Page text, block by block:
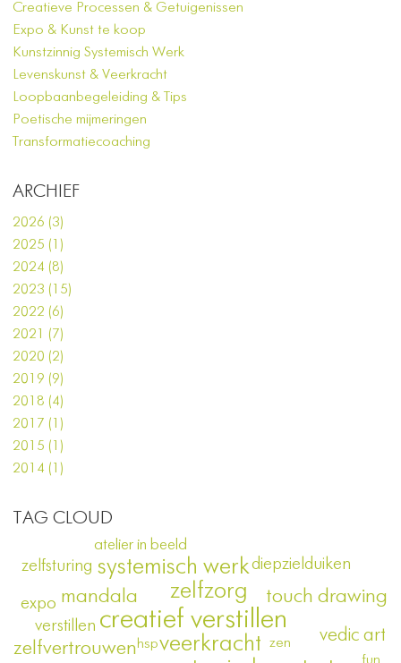
Creatieve Processen & Getuigenissen
Expo & Kunst te koop
Kunstzinnig Systemisch Werk
Levenskunst & Veerkracht
Loopbaanbegeleiding & Tips
Poetische mijmeringen
Transformatiecoaching
ARCHIEF
2026 (3)
2025 (1)
2024 (8)
2023 (15)
2022 (6)
2021 (7)
2020 (2)
2019 (9)
2018 (4)
2017 (1)
2015 (1)
2014 (1)
TAG CLOUD
creatief verstillen
veerkracht
zelfzorg
systemisch werk
zelfvertrouwen
touch drawing
mandala
vedic art
zelfsturing diepzielduiken
verstillen
expo
atelier in beeld
zen
fun
hsp